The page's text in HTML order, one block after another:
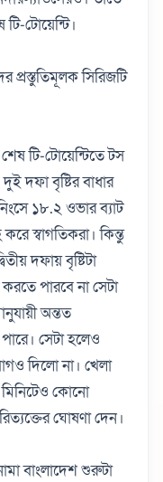
টোয়েন্টি।
প্রস্তুতিমূলক সিরিজটি
টি-টোয়েন্টিতে টস
দফা বৃষ্টির বাধার
১৮.২ ওভার ব্যাট
স্বাগতিকরা। কিন্তু
দফায় বৃষ্টিটা
পারবে না সেটা
অন্তত
সেটা হলেও
দিলো না। খেলা
কোনো
ঘোষণা দেন।
বাংলাদেশ শুরুটা